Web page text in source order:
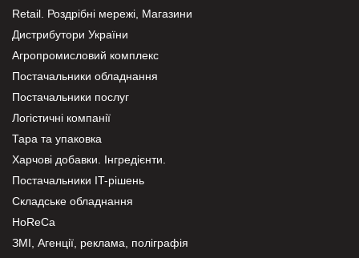
Retail. Роздрібні мережі, Магазини
Дистрибутори України
Агропромисловий комплекс
Постачальники обладнання
Постачальники послуг
Логістичні компанії
Тара та упаковка
Харчові добавки. Інгредієнти.
Постачальники IT-рішень
Складське обладнання
HoReCa
ЗМІ, Агенції, реклама, поліграфія